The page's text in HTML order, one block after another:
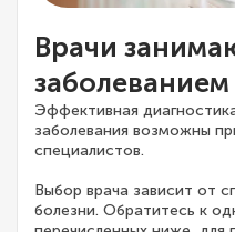
Врачи
заболеванием
Эффективная
заболевания возможны
специалистов.
Выбор врача зависит от
болезни. Обратитесь к